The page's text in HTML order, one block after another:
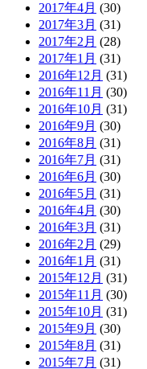
2017年4月 (30)
2017年3月 (31)
2017年2月 (28)
2017年1月 (31)
2016年12月 (31)
2016年11月 (30)
2016年10月 (31)
2016年9月 (30)
2016年8月 (31)
2016年7月 (31)
2016年6月 (30)
2016年5月 (31)
2016年4月 (30)
2016年3月 (31)
2016年2月 (29)
2016年1月 (31)
2015年12月 (31)
2015年11月 (30)
2015年10月 (31)
2015年9月 (30)
2015年8月 (31)
2015年7月 (31)